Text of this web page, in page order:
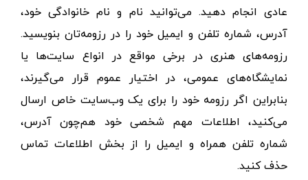
عادی انجام دهید. می‌توانید نام و نام خانوادگی خود،
آدرس، شماره تلفن و ایمیل خود را در رزومه‌تان بنویسید.
رزومه‌های هنری در برخی مواقع در انواع سایت‌ها یا
نمایشگاه‌های عمومی، در اختیار عموم قرار می‌گیرند،
بنابراین اگر رزومه خود را برای یک وب‌سایت خاص ارسال
می‌کنید، اطلاعات مهم شخصی خود هم‌چون آدرس،
شماره تلفن همراه و ایمیل را از بخش اطلاعات تماس
حذف کنید.